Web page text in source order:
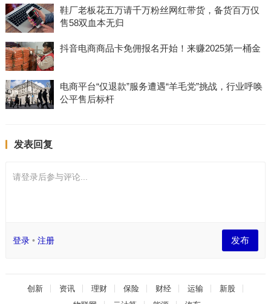
鞋厂老板花五万请千万粉丝网红带货，备货百万仅
售58双血本无归
抖音电商商品卡免佣报名开始！来赚2025第一桶金
电商平台“仅退款”服务遭遇“羊毛党”挑战，行业呼唤
公平售后标杆
发表回复
请登录后参与评论...
登录• 注册 发布
创新 资讯 理财 保险 财经 运输
新股